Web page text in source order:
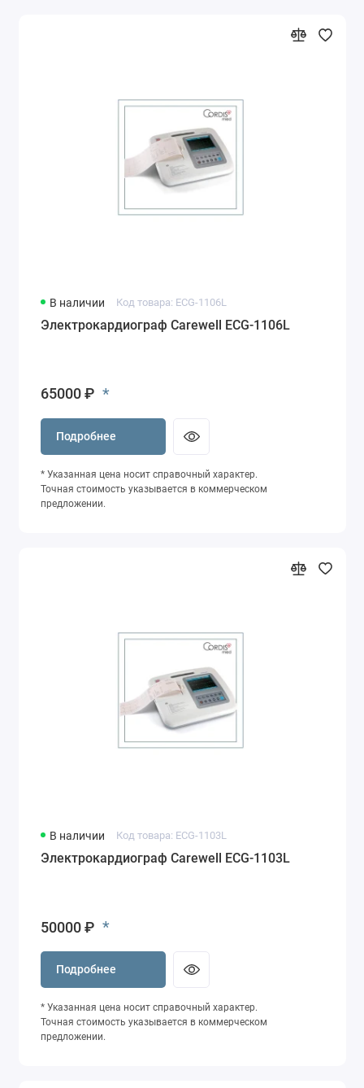
В наличии Код товара: ECG-1106L
Электрокардиограф Carewell ECG-1106L
65000 ₽ *
Подробнее
* Указанная цена носит справочный характер.
Точная стоимость указывается в коммерческом
предложении.
В наличии Код товара: ECG-1103L
Электрокардиограф Carewell ECG-1103L
50000 ₽ *
Подробнее
* Указанная цена носит справочный характер.
Точная стоимость указывается в коммерческом
предложении.